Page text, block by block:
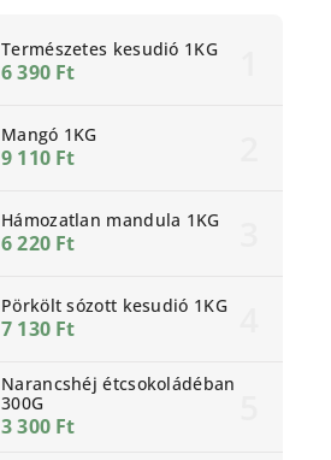
Természetes kesudió 1KG
6 390 Ft
Mangó 1KG
9 110 Ft
Hámozatlan mandula 1KG
6 220 Ft
Pörkölt sózott kesudió 1KG
7 130 Ft
Narancshéj étcsokoládéban
300G
3 300 Ft